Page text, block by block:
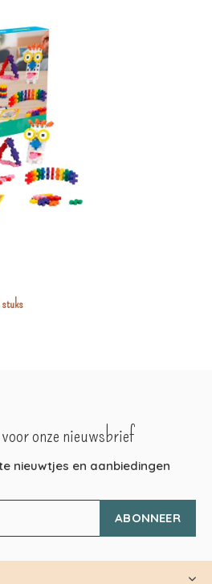
stuks
onze nieuwsbrief
nieuwtjes en aanbiedingen
ABONNEER